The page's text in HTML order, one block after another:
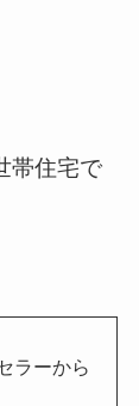
帯住宅で
ラーから